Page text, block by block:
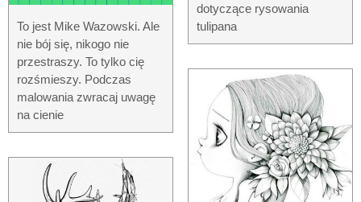
To jest Mike Wazowski. Ale
nie bój się, nikogo nie
przestraszy. To tylko cię
rozśmieszy. Podczas
malowania zwracaj uwagę
na cienie
dotyczące rysowania
tulipana